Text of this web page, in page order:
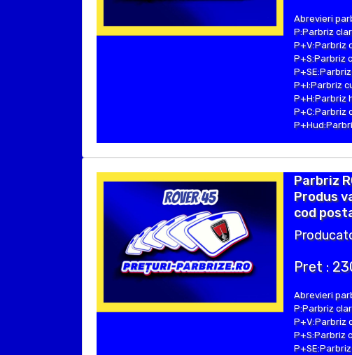
Abrevieri
P:Parbriz clar
P+V:Parbriz
P+S:Parbriz
P+I:Parbriz
P+H:Parbriz
P+C:Parbriz
Parbriz
Produs
cod
Pret :
Abrevieri
P:Parbriz clar
P+V:Parbriz
P+S:Parbriz